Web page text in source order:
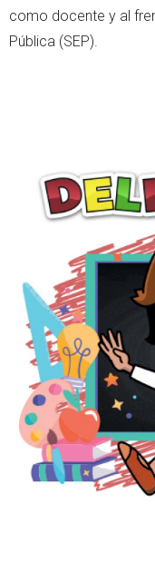
como docente y al
Pública (SEP).